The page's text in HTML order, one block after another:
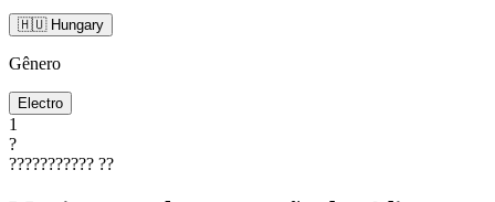
🇭🇺 Hungary
Gênero
Electro
1
?
??????????? ??